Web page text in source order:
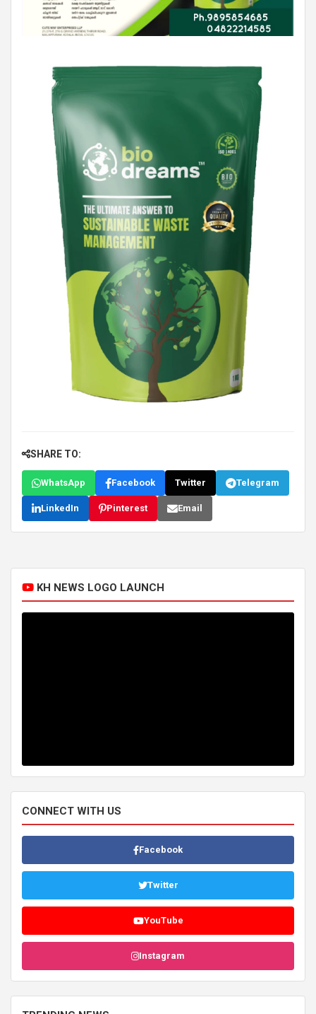
SHARE TO:
WhatsApp Facebook Twitter Telegram
LinkedIn Pinterest Email
KH NEWS LOGO LAUNCH
CONNECT WITH US
Facebook
Twitter
YouTube
Instagram